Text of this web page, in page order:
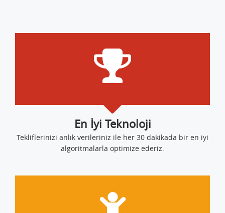
En İyi Teknoloji
Tekliflerinizi anlık verileriniz ile her 30 dakikada bir en iyi
algoritmalarla optimize ederiz.